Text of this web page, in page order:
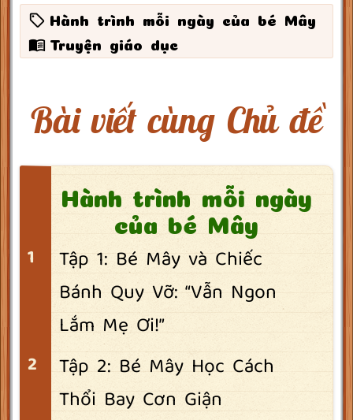
Hành trình mỗi ngày của bé Mây
Truyện giáo dục
Bài viết cùng Chủ đề
Hành trình mỗi ngày
của bé Mây
Tập 1: Bé Mây và Chiếc
Bánh Quy Vỡ: “Vẫn Ngon
Lắm Mẹ Ơi!”
Tập 2: Bé Mây Học Cách
Thổi Bay Cơn Giận